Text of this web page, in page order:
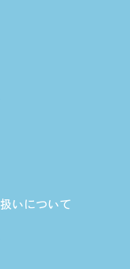
いについて